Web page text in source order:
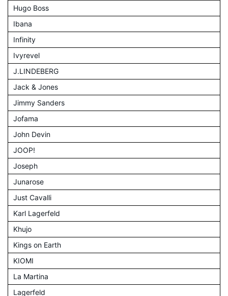
Hugo Boss
Ibana
Infinity
Ivyrevel
J.LINDEBERG
Jack & Jones
Jimmy Sanders
Jofama
John Devin
JOOP!
Joseph
Junarose
Just Cavalli
Karl Lagerfeld
Khujo
Kings on Earth
KIOMI
La Martina
Lagerfeld